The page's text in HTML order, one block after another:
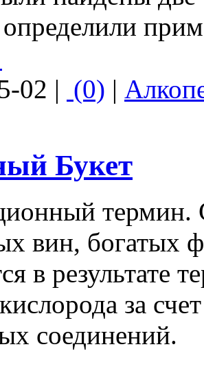
02 | (0) |
Букет
термин.
вин, богатых
в результате
за
соединений.